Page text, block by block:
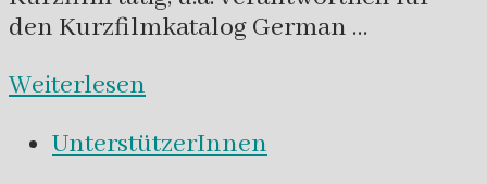
den Kurzfilmkatalog German …
Weiterlesen
UnterstützerInnen